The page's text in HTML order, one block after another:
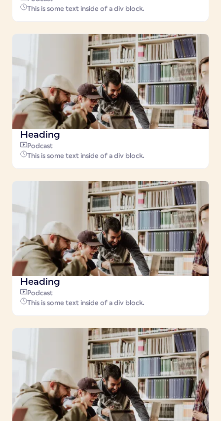
This is some text inside of a div block.
Heading
Podcast
This is some text inside of a div block.
Heading
Podcast
This is some text inside of a div block.